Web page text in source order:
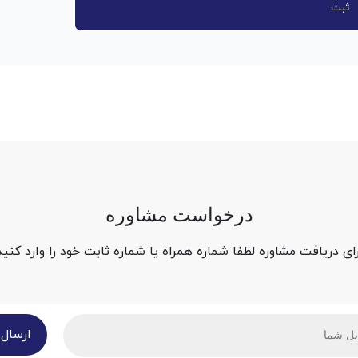
درخواست مشاوره
دریافت مشاوره لطفا شماره همراه یا شماره ثابت خود را وارد
ارسال